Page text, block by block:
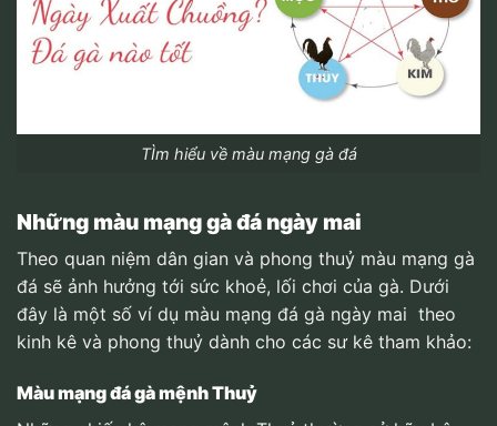
TÌm hiểu về màu mạng gà đá
Những màu mạng gà đá ngày mai
Theo quan niệm dân gian và phong thuỷ màu mạng gà
đá sẽ ảnh hưởng tới sức khoẻ, lối chơi của gà. Dưới
đây là một số ví dụ màu mạng đá gà ngày mai theo
kinh kê và phong thuỷ dành cho các sư kê tham khảo:
Màu mạng đá gà mệnh Thuỷ